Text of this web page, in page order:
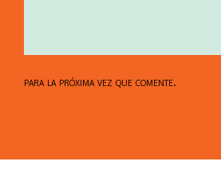
para la próxima vez que comente.